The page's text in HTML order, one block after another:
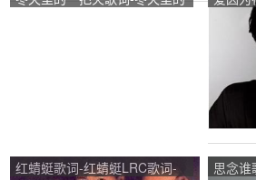
中
红蜻蜓歌词-红蜻蜓LRC歌词-
思念谁